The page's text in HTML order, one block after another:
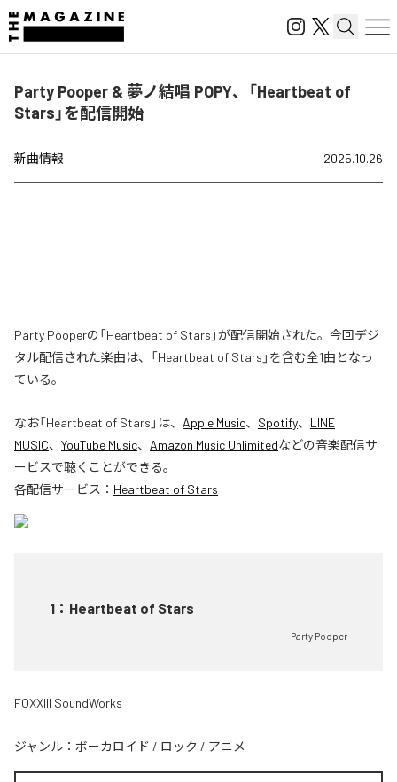
Party Pooper & 夢ノ結唱 POPY、「Heartbeat of
Stars」を配信開始
新曲情報 2025.10.26
Party Pooperの「Heartbeat of Stars」が配信開始された。今回デジ
タル配信された楽曲は、「Heartbeat of Stars」を含む全1曲となっ
ている。
なお「Heartbeat of Stars 」は、 Apple Music、 Spotify、 LINE
MUSIC、 YouTube Music、 Amazon Music Unlimitedなどの音楽配信サ
ービスで聴くことができる。
各配信サービス： Heartbeat of Stars
1 ： Heartbeat of Stars
Party Pooper
FOXXIII SoundWorks
ジャンル： ボーカロイド / ロック / アニメ